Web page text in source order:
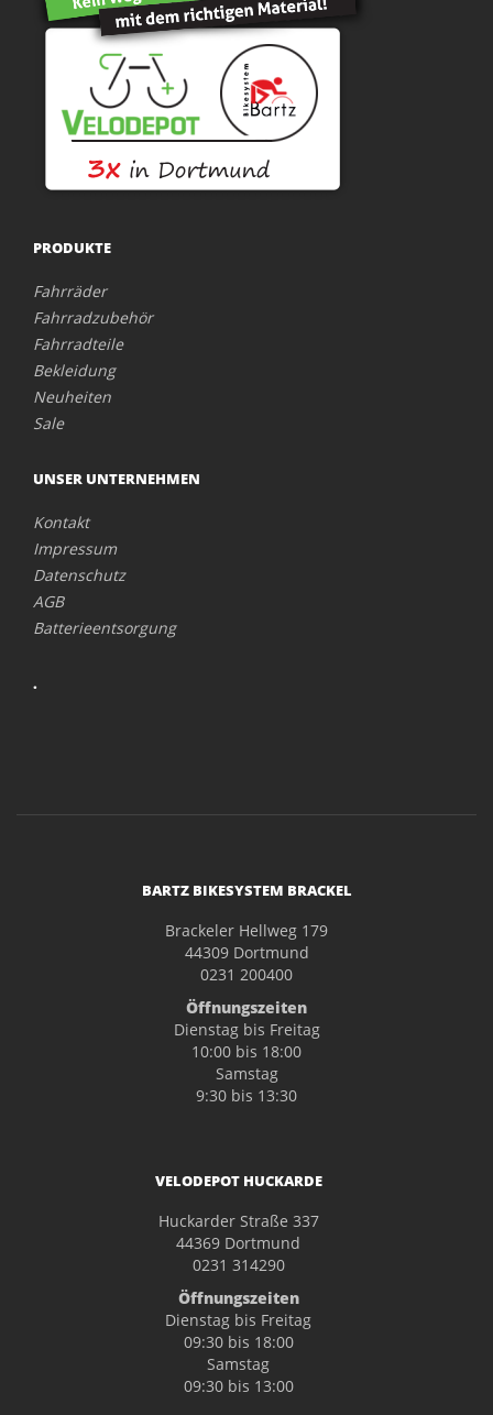
PRODUKTE
Fahrräder
Fahrradzubehör
Fahrradteile
Bekleidung
Neuheiten
Sale
UNSER UNTERNEHMEN
Kontakt
Impressum
Datenschutz
AGB
Batterieentsorgung
.
BARTZ BIKESYSTEM BRACKEL
Brackeler Hellweg 179
44309 Dortmund
0231 200400
Öffnungszeiten
Dienstag bis Freitag
10:00 bis 18:00
Samstag
9:30 bis 13:30
VELODEPOT HUCKARDE
Huckarder Straße 337
44369 Dortmund
0231 314290
Öffnungszeiten
Dienstag bis Freitag
09:30 bis 18:00
Samstag
09:30 bis 13:00